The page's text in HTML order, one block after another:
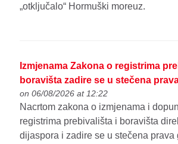
„otključalo“ Hormuški moreuz.
Izmjenama Zakona o registrima
boravišta zadire se u stečena
on 06/08/2026 at 12:22
Nacrtom zakona o izmjenama i
registrima prebivališta i boravišta
dijaspora i zadire se u stečena prava